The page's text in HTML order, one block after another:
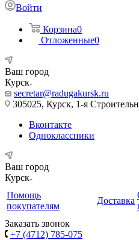
Войти
Корзина0
Отложенные0
Ваш город
Курск
secretar@radugakursk.ru
305025, Курск, 1-я
Вконтакте
Одноклассники
Ваш город
Курск
Помощь
покупателям
Доставка
Заказать звонок
+7 (4712) 785-075